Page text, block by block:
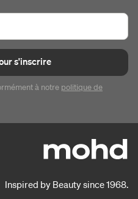
s'inscrire
à notre politique de
Inspired by Beauty since 1968.